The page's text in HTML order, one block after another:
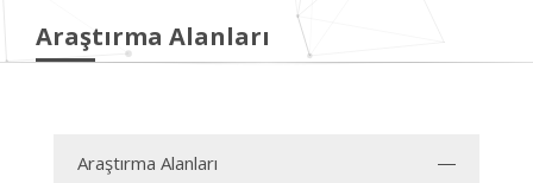
Araştırma Alanları
Araştırma Alanları